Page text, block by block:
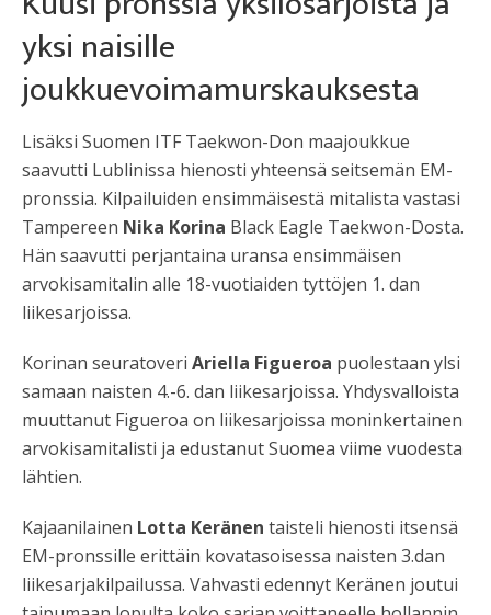
yksi naisille
joukkuevoimamurskauksesta
Lisäksi Suomen ITF Taekwon-Don maajoukkue
saavutti Lublinissa hienosti yhteensä seitsemän EM-
pronssia. Kilpailuiden ensimmäisestä mitalista vastasi
Tampereen Nika Korina Black Eagle Taekwon-Dosta.
Hän saavutti perjantaina uransa ensimmäisen
arvokisamitalin alle 18-vuotiaiden tyttöjen 1. dan
liikesarjoissa.
Korinan seuratoveri Ariella Figueroa puolestaan ylsi
samaan naisten 4.-6. dan liikesarjoissa. Yhdysvalloista
muuttanut Figueroa on liikesarjoissa moninkertainen
arvokisamitalisti ja edustanut Suomea viime vuodesta
lähtien.
Kajaanilainen Lotta Keränen taisteli hienosti itsensä
EM-pronssille erittäin kovatasoisessa naisten 3.dan
liikesarjakilpailussa. Vahvasti edennyt Keränen joutui